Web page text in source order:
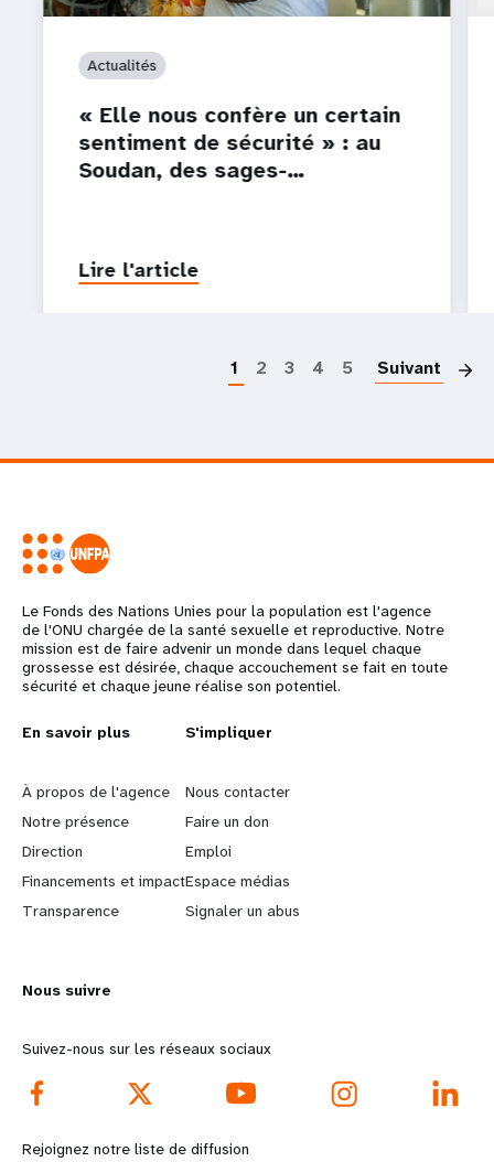
Actualités
« Elle nous confère un certain
sentiment de sécurité » : au
Soudan, des sages-…
Lire l'article
1 2 3 4 5 Suivant
Le Fonds des Nations Unies pour la population est l'agence
de l'ONU chargée de la santé sexuelle et reproductive. Notre
mission est de faire advenir un monde dans lequel chaque
grossesse est désirée, chaque accouchement se fait en toute
sécurité et chaque jeune réalise son potentiel.
L
e
a
r
n
o
r
e
f
En savoir plus
À propos de l'agence
Notre présence
Direction
Financements et impact
Transparence
G
o
b
e
y
d
o
S'impliquer
Nous contacter
Faire un don
Emploi
Espace médias
Signaler un abus
Nous suivre
Suivez-nous sur les réseaux sociaux
Rejoignez notre liste de diffusion